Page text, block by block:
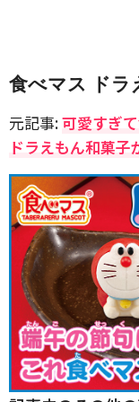
食べマス ドラ
元記事:可愛すぎ
ドラえもん和菓子